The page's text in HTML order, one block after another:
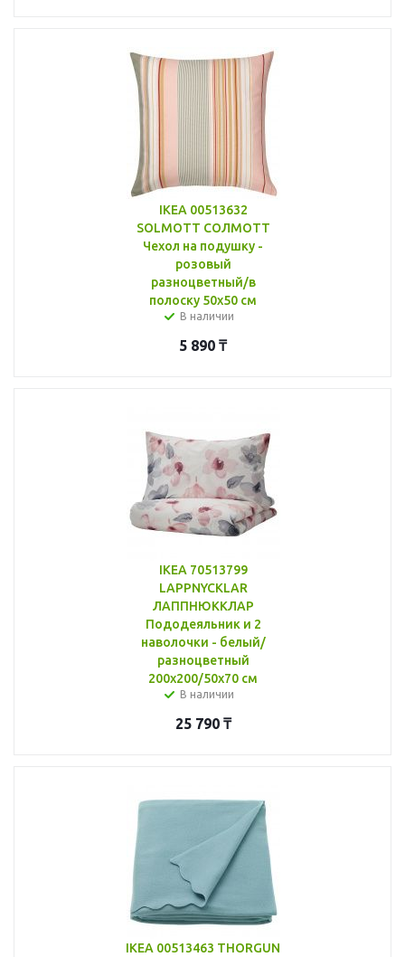
IKEA 00513632
SOLMOTT СОЛМОТТ
Чехол на подушку -
розовый
разноцветный/в
полоску 50x50 см
В наличии
5 890 ₸
IKEA 70513799
LAPPNYCKLAR
ЛАППНЮККЛАР
Пододеяльник и 2
наволочки - белый/
разноцветный
200x200/50x70 см
В наличии
25 790₸
IKEA 00513463 THORGUN